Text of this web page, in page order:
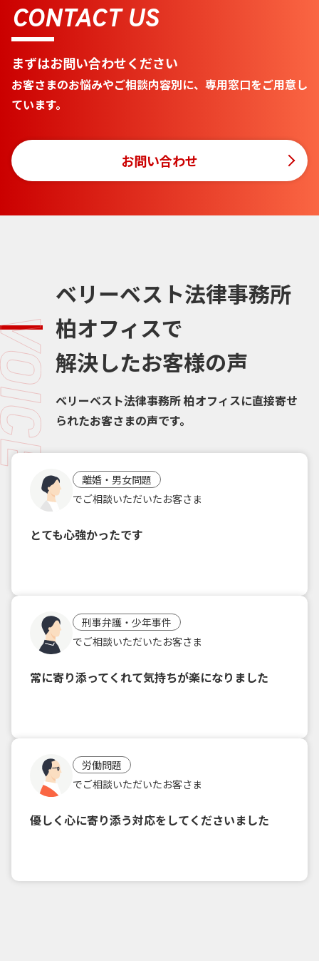
CONTACT US
まずはお問い合わせください
お客さまのお悩みやご相談内容別に、専用窓口をご用意し
ています。
お問い合わせ
ベリーベスト法律事務所
柏オフィスで
解決したお客様の声
ベリーベスト法律事務所 柏オフィスに直接寄せ
られたお客さまの声です。
離婚・男女問題
でご相談いただいたお客さま
とても心強かったです
刑事弁護・少年事件
でご相談いただいたお客さま
常に寄り添ってくれて気持ちが楽になりました
労働問題
でご相談いただいたお客さま
優しく心に寄り添う対応をしてくださいました